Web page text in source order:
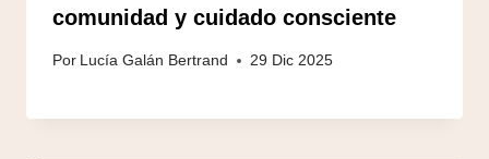
comunidad y cuidado consciente
Por Lucía Galán Bertrand 29 Dic 2025